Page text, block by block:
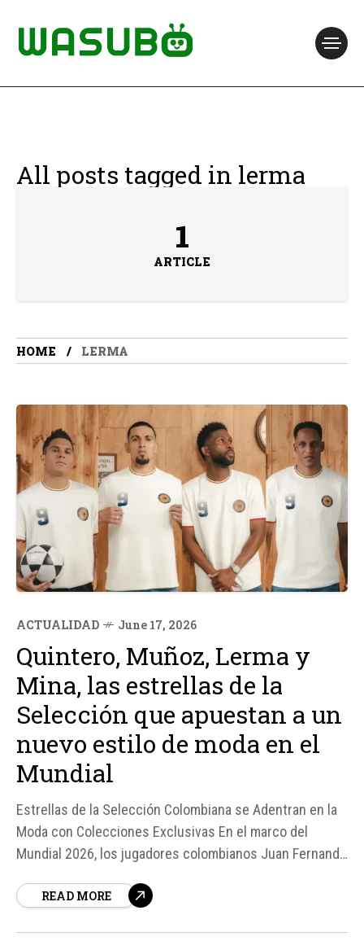
All posts tagged in lerma
1
ARTICLE
HOME LERMA
ACTUALIDAD June 17, 2026
Quintero, Muñoz, Lerma y
Mina, las estrellas de la
Selección que apuestan a un
nuevo estilo de moda en el
Mundial
Estrellas de la Selección Colombiana se Adentran en la
Moda con Colecciones Exclusivas En el marco del
Mundial 2026, los jugadores colombianos Juan Fernando
han decidido unir fuerzas con la marca de moda Quest
READ MORE